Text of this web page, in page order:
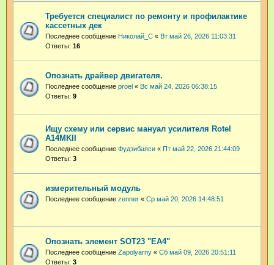
Требуется специалист по ремонту и профилактике
кассетных дек
Последнее сообщение Николай_С « Вт май 26, 2026 11:03:31
Ответы: 16
Опознать драйвер двигателя.
Последнее сообщение proel « Вс май 24, 2026 06:38:15
Ответы: 9
Ищу схему или сервис мануал усилителя Rotel
A14MKII
Последнее сообщение Фудзибаяси « Пт май 22, 2026 21:44:09
Ответы: 3
измерительный модуль
Последнее сообщение zenner « Ср май 20, 2026 14:48:51
Опознать элемент SOT23 "EA4"
Последнее сообщение Zapolyarny « Сб май 09, 2026 20:51:11
Ответы: 3